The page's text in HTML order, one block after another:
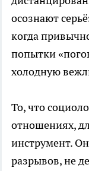
осознают
когда
попытки
холодную
То, что
отношениях,
инструмент.
разрывов, не